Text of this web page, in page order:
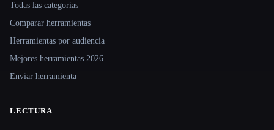
Todas las categorías
Comparar herramientas
Herramientas por audiencia
Mejores herramientas 2026
Enviar herramienta
LECTURA